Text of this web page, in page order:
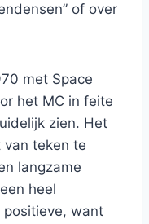
of over
met Space
het MC in feite
zien. Het
van teken te
langzame
heel
positieve, want